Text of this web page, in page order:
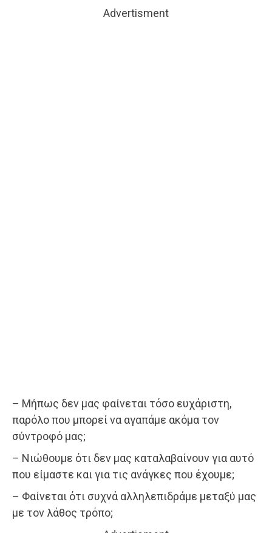
Advertisment
– Μήπως δεν μας φαίνεται τόσο ευχάριστη,
παρόλο που μπορεί να αγαπάμε ακόμα τον
σύντροφό μας;
– Νιώθουμε ότι δεν μας καταλαβαίνουν για αυτό
που είμαστε και για τις ανάγκες που έχουμε;
– Φαίνεται ότι συχνά αλληλεπιδράμε μεταξύ μας
με τον λάθος τρόπο;